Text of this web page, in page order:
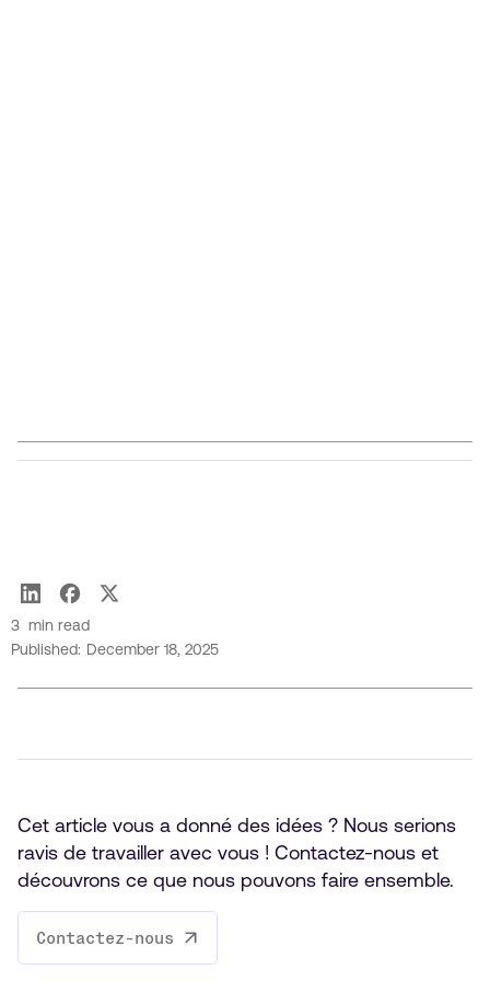
3 min read
Published: December 18, 2025
Cet article vous a donné des idées ? Nous serions
ravis de travailler avec vous ! Contactez-nous et
découvrons ce que nous pouvons faire ensemble.
Contactez-nous